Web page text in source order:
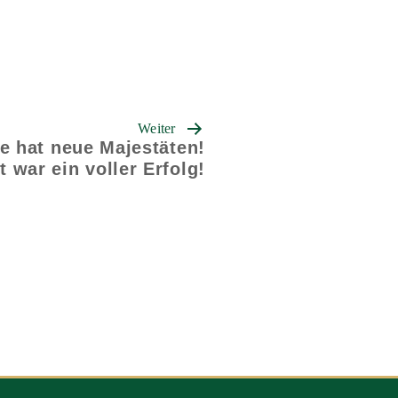
Weiter
hat neue Majestäten!
war ein voller Erfolg!